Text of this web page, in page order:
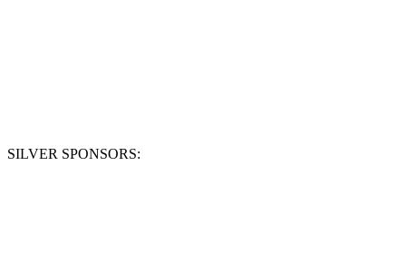
SILVER SPONSORS: